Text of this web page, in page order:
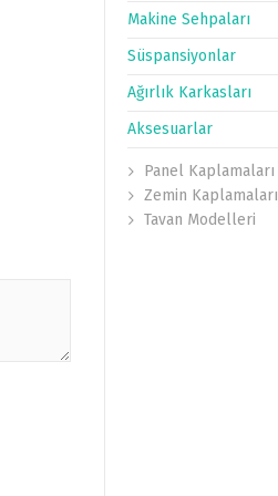
Makine Sehpaları
Süspansiyonlar
Ağırlık Karkasları
Aksesuarlar
Panel Kaplamaları
Zemin Kaplamaları
Tavan Modelleri